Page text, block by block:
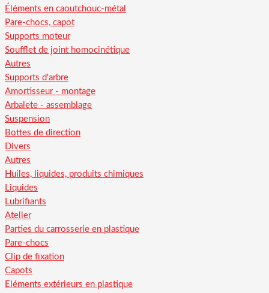
Éléments en caoutchouc-métal
Pare-chocs, capot
Supports moteur
Soufflet de joint homocinétique
Autres
Supports d'arbre
Amortisseur - montage
Arbalete - assemblage
Suspension
Bottes de direction
Divers
Autres
Huiles, liquides, produits chimiques
Liquides
Lubrifiants
Atelier
Parties du carrosserie en plastique
Pare-chocs
Clip de fixation
Capots
Eléments extérieurs en plastique